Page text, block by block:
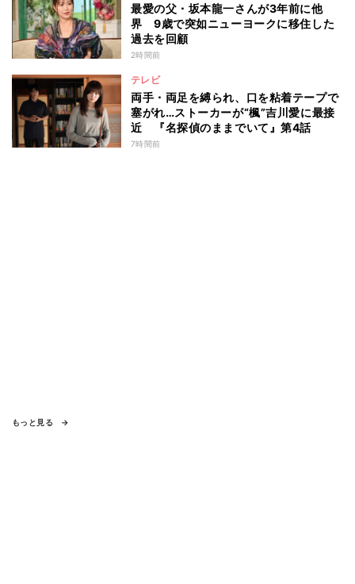
最愛の父・坂本龍一さんが3年前に他
界 9歳で突如ニューヨークに移住した
過去を回顧
2時間前
テレビ
両手・両足を縛られ、口を粘着テープで
塞がれ…ストーカーが“楓”吉川愛に最接
近 『名探偵のままでいて』第4話
7時間前
もっと見る